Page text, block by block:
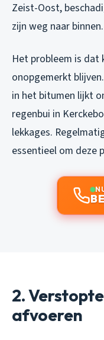
Zeist-Oost,
zijn weg naar binnen.
Het probleem is dat
onopgemerkt
in het bitumen lijkt
regenbui in
lekkages.
essentieel om deze
2.
afvoeren